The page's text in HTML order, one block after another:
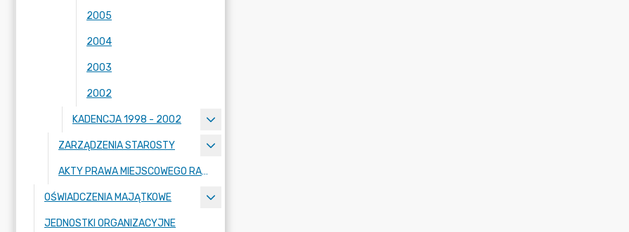
2005
2004
2003
2002
KADENCJA 1998 - 2002
ZARZĄDZENIA STAROSTY
AKTY PRAWA MIEJSCOWEGO RADY POWIATU ZGORZELECKIEGO
OŚWIADCZENIA MAJĄTKOWE
JEDNOSTKI ORGANIZACYJNE